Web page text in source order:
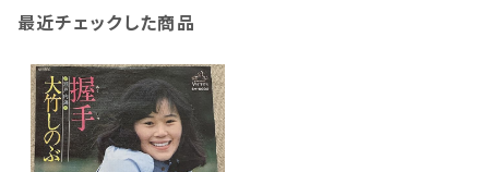
最近チェックした商品